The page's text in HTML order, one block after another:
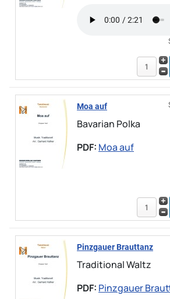
Moa auf
Bavarian Polka
PDF: Moa auf
Pinzgauer Brauttanz
Traditional Waltz
PDF: Pinzgauer